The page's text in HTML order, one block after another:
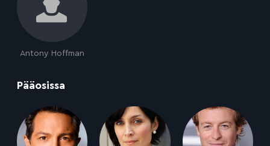
Antony Hoffman
Pääosissa